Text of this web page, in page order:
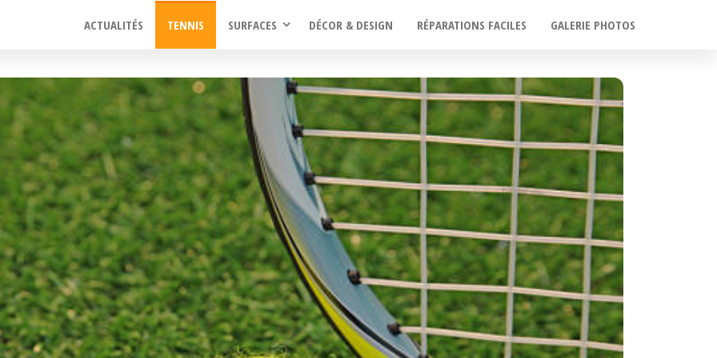
ACTUALITÉS TENNIS SURFACES DÉCOR & DESIGN RÉPARATIONS FACILES GALERIE PHOTOS